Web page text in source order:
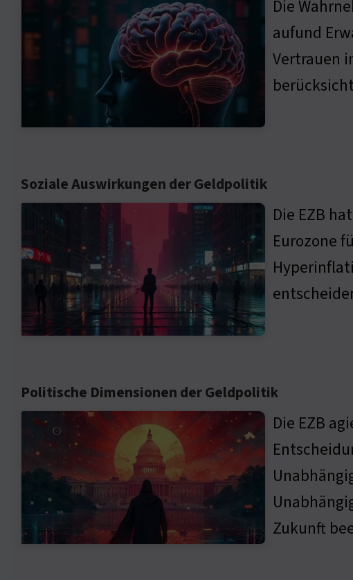
Die
aufund
Vertrauen
Soziale Auswirkungen der Geldpolitik
Die EZB
Eurozone
Politische Dimensionen der Geldpolitik
Die EZB
Zukunft